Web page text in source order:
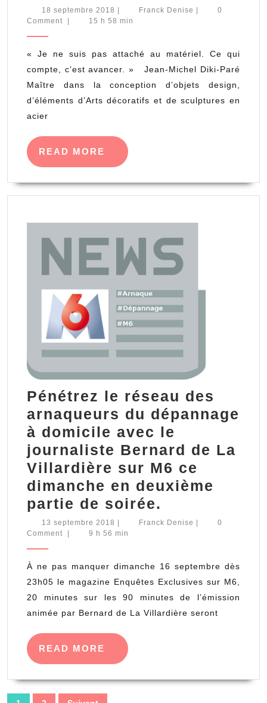
un
18 septembre 2018 18
septembre
| Franck Denise Franck
|
0
Comment
| 15 h 58 min
« Je ne suis pas attaché au matériel. Ce qui
compte, c’est avancer. » Jean-Michel Diki-Paré
Maître dans la conception d’objets design,
d’éléments d’Arts décoratifs et de sculptures en
acier
READ MORE
READ
MORE
Pénétrez le réseau des
arnaqueurs du dépannage
à domicile avec le
journaliste Bernard de La
Villardière sur M6 ce
dimanche en deuxième
partie de soirée.
le
arnaqueurs
du
dépannage
le
13 septembre 2018 13
septembre
Franck Denise Franck0
Comment
9 h 56 min
À ne pas manquer dimanche 16 septembre dès
23h05 le magazine Enquêtes Exclusives sur M6,
20 minutes sur les 90 minutes de l’émission
animée par Bernard de La Villardière seront
READ MORE
READ
MORE